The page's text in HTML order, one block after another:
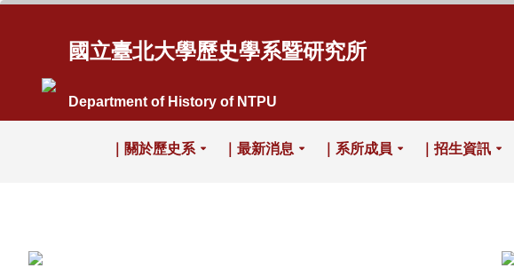
國立臺北大學歷史學系暨研究所
Department of History of NTPU
｜關於歷史系 ｜最新消息 ｜系所成員 ｜招生資訊